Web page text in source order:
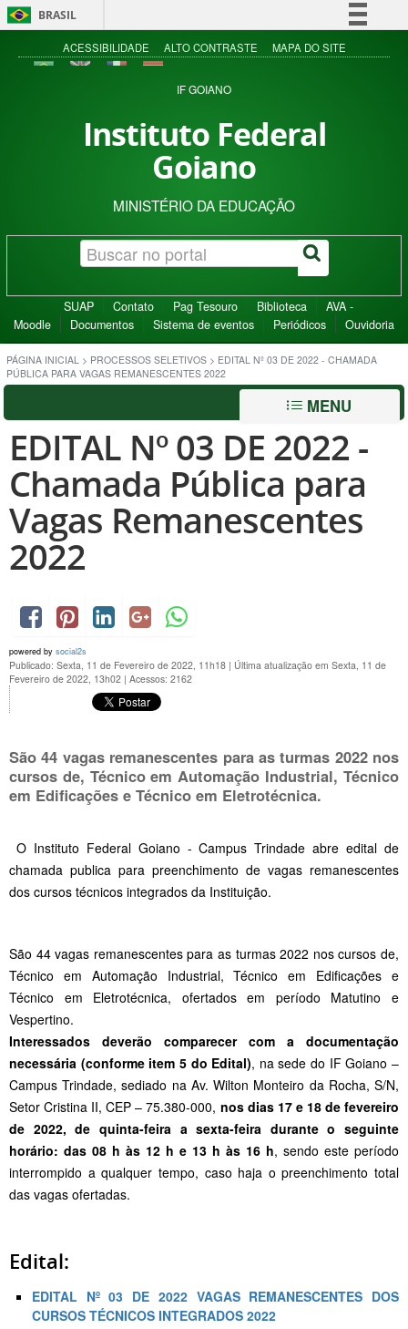
BRASIL
Simplifique!
Acesso à informação
ACESSIBILIDADE ALTO CONTRASTE MAPA DO SITE
IF GOIANO
Instituto Federal
Goiano
MINISTÉRIO DA EDUCAÇÃO
SUAP Contato Pag Tesouro Biblioteca
AVA -
Moodle
Documentos Sistema de eventos Periódicos Ouvidoria
PÁGINA INICIAL > PROCESSOS SELETIVOS > EDITAL Nº 03 DE 2022 - CHAMADA
PÚBLICA PARA VAGAS REMANESCENTES 2022
MENU
EDITAL Nº 03 DE 2022 -
Chamada Pública para
Vagas Remanescentes
2022
powered by social2s
Publicado: Sexta, 11 de Fevereiro de 2022, 11h18 | Última atualização em Sexta, 11 de
Fevereiro de 2022, 13h02 | Acessos: 2162
São 44 vagas remanescentes para as turmas 2022 nos
cursos de, Técnico em Automação Industrial, Técnico
em Edificações e Técnico em Eletrotécnica.
O Instituto Federal Goiano - Campus Trindade abre edital de
chamada publica para preenchimento de vagas remanescentes
dos cursos técnicos integrados da Instituição.
São 44 vagas remanescentes para as turmas 2022 nos cursos de,
Técnico em Automação Industrial, Técnico em Edificações e
Técnico em Eletrotécnica, ofertados em período Matutino e
Vespertino.
Interessados deverão comparecer com a documentação
necessária (conforme item 5 do Edital), na sede do IF Goiano –
Campus Trindade, sediado na Av. Wilton Monteiro da Rocha, S/N,
Setor Cristina II, CEP – 75.380-000, nos dias 17 e 18 de fevereiro
de 2022, de quinta-feira a sexta-feira durante o seguinte
horário: das 08 h às 12 h e 13 h às 16 h, sendo este período
interrompido a qualquer tempo, caso haja o preenchimento total
das vagas ofertadas.
Edital:
EDITAL Nº 03 DE 2022 VAGAS REMANESCENTES DOS
CURSOS TÉCNICOS INTEGRADOS 2022